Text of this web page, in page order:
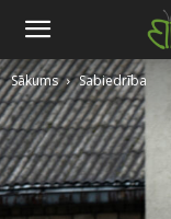
Sākums Sabiedrība